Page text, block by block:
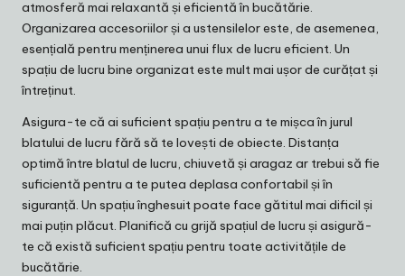
atmosferă mai relaxantă și eficientă în bucătărie.
Organizarea accesoriilor și a ustensilelor este, de asemenea,
esențială pentru menținerea unui flux de lucru eficient. Un
spațiu de lucru bine organizat este mult mai ușor de curățat și
întreținut.
Asigura-te că ai suficient spațiu pentru a te mișca în jurul
blatului de lucru fără să te lovești de obiecte. Distanța
optimă între blatul de lucru, chiuvetă și aragaz ar trebui să fie
suficientă pentru a te putea deplasa confortabil și în
siguranță. Un spațiu înghesuit poate face gătitul mai dificil și
mai puțin plăcut. Planifică cu grijă spațiul de lucru și asigură-
te că există suficient spațiu pentru toate activitățile de
bucătărie.